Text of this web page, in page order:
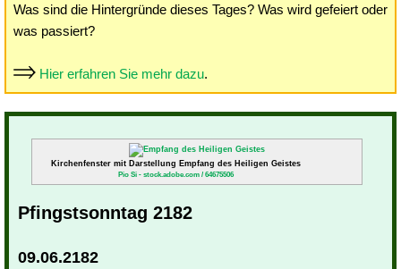
Was sind die Hintergründe dieses Tages? Was wird gefeiert oder
was passiert?
Hier erfahren Sie mehr dazu.
Kirchenfenster mit Darstellung Empfang des Heiligen Geistes
Pio Si - stock.adobe.com / 64675506
Pfingstsonntag 2182
09.06.2182